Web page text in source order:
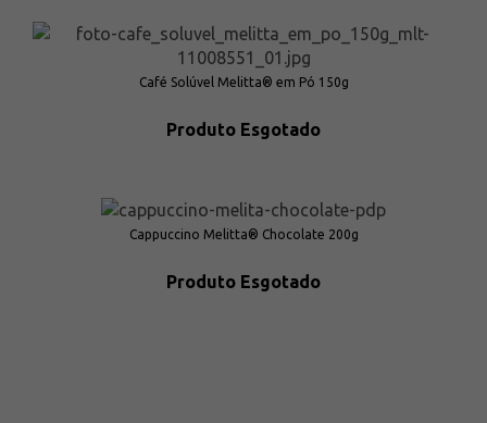
Café Solúvel Melitta® em Pó 150g
Produto Esgotado
Cappuccino Melitta® Chocolate 200g
Produto Esgotado